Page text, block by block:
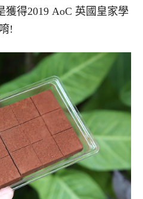
得2019 AoC 英國皇家學
!